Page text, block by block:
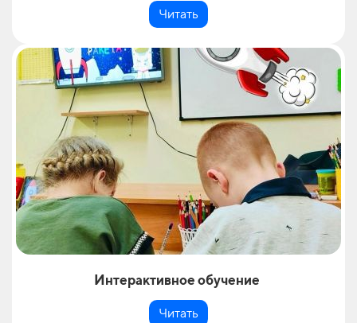
Читать
Интерактивное обучение
Читать